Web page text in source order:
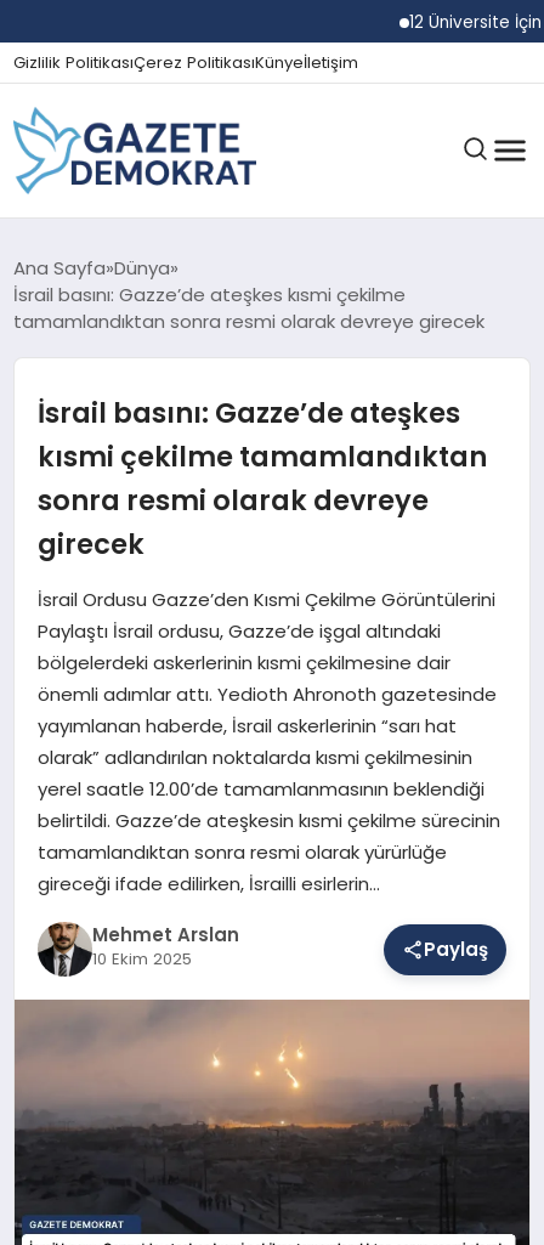
12 Üniversite İçin
Gizlilik PolitikasıÇerez PolitikasıKünyeİletişim
GÜNDEM
EKONOMI
SPOR
MAGAZIN
SAĞLIK
DÜNYA
YAŞAM
Ana Sayfa Dünya
İsrail basını: Gazze’de ateşkes kısmi çekilme
tamamlandıktan sonra resmi olarak devreye girecek
İsrail basını: Gazze’de ateşkes
kısmi çekilme tamamlandıktan
sonra resmi olarak devreye
girecek
İsrail Ordusu Gazze’den Kısmi Çekilme Görüntülerini
Paylaştı İsrail ordusu, Gazze’de işgal altındaki
bölgelerdeki askerlerinin kısmi çekilmesine dair
önemli adımlar attı. Yedioth Ahronoth gazetesinde
yayımlanan haberde, İsrail askerlerinin “sarı hat
olarak” adlandırılan noktalarda kısmi çekilmesinin
yerel saatle 12.00’de tamamlanmasının beklendiği
belirtildi. Gazze’de ateşkesin kısmi çekilme sürecinin
tamamlandıktan sonra resmi olarak yürürlüğe
gireceği ifade edilirken, İsrailli esirlerin…
Mehmet Arslan
10 Ekim 2025 Paylaş